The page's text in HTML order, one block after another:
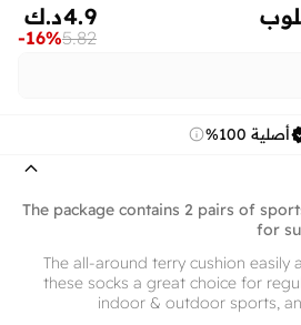
د.ك4.9
5.82
-16%
أصلية 100%
The package contains 2 pairs of
for
The all-around terry cushion easily
these socks a great choice for
indoor & outdoor sports,